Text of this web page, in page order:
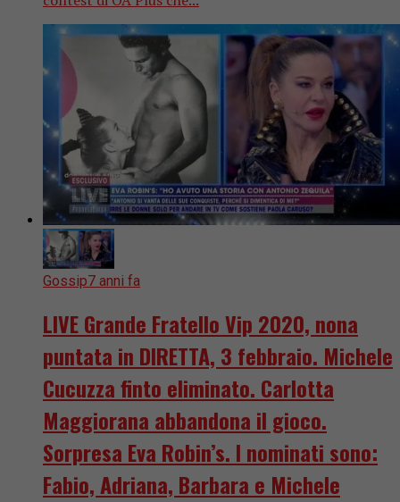
Gossip7 anni fa
LIVE Grande Fratello Vip 2020, nona
puntata in DIRETTA, 3 febbraio. Michele
Cucuzza finto eliminato. Carlotta
Maggiorana abbandona il gioco.
Sorpresa Eva Robin’s. I nominati sono:
Fabio, Adriana, Barbara e Michele